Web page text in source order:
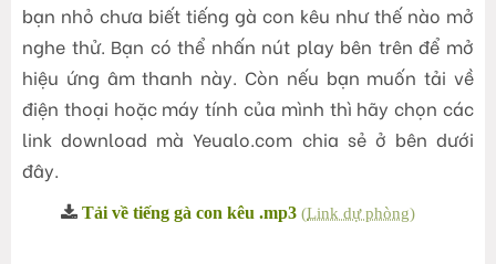
bạn nhỏ chưa biết tiếng gà con kêu như thế nào mở
nghe thử. Bạn có thể nhấn nút play bên trên để mở
hiệu ứng âm thanh này. Còn nếu bạn muốn tải về
điện thoại hoặc máy tính của mình thì hãy chọn các
link download mà Yeualo.com chia sẻ ở bên dưới
đây.
Tải về tiếng gà con kêu .mp3 (Link dự phòng)